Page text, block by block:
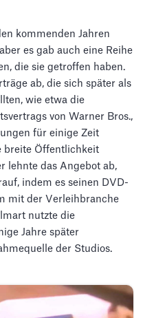
kommenden Jahren
es gab auch eine Reihe
die sie getroffen haben.
ab, die sich später als
wie etwa die
von Warner Bros.,
für einige Zeit
breite Öffentlichkeit
lehnte das Angebot ab,
indem es seinen DVD-
mit der Verleihbranche
nutzte die
Jahre später
der Studios.